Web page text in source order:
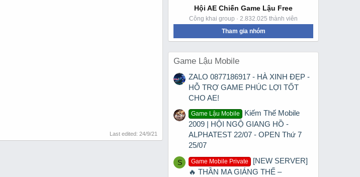
Last edited: 24/9/21
Hội AE Chiến Game Lậu Free
Công khai group · 2.832.025 thành viên
Tham gia nhóm
Game Lậu Mobile
ZALO 0877186917 - HÀ XINH ĐẸP -
HỖ TRỢ GAME PHÚC LỢI TỐT
CHO AE!
Game Lậu Mobile
Kiếm Thế Mobile
2009 | HỘI NGỘ GIANG HỒ -
ALPHATEST 22/07 - OPEN Thứ 7
25/07
S Game Mobile Private
[NEW SERVER]
🔥 THẦN MA GIÁNG THẾ –